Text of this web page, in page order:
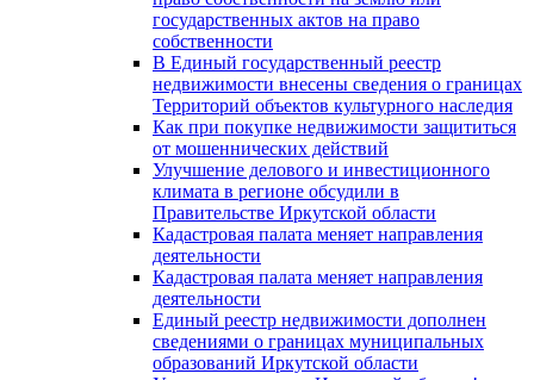
государственных актов на право
собственности
В Единый государственный реестр
недвижимости внесены сведения о границах
Территорий объектов культурного наследия
Как при покупке недвижимости защититься
от мошеннических действий
Улучшение делового и инвестиционного
климата в регионе обсудили в
Правительстве Иркутской области
Кадастровая палата меняет направления
деятельности
Кадастровая палата меняет направления
деятельности
Единый реестр недвижимости дополнен
сведениями о границах муниципальных
образований Иркутской области